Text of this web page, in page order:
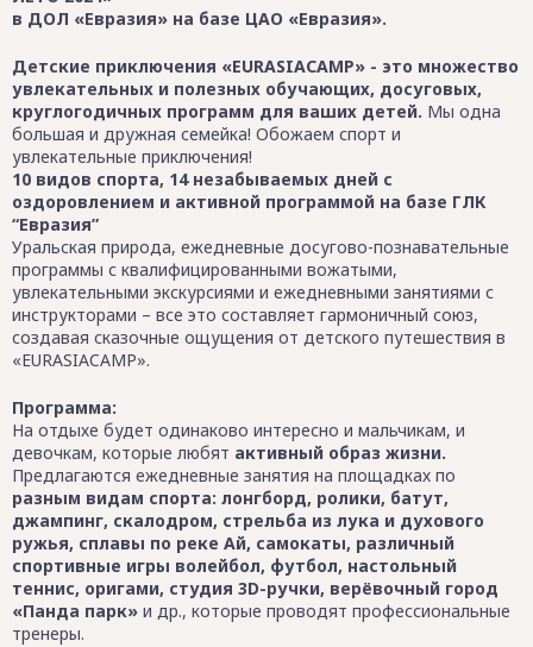
в ДОЛ «Евразия» на базе ЦАО «Евразия».
Детские приключения «EURASIACAMP» - это множество
увлекательных и полезных обучающих, досуговых,
круглогодичных программ для ваших детей. Мы одна
большая и дружная семейка! Обожаем спорт и
увлекательные приключения!
10 видов спорта, 14 незабываемых дней с
оздоровлением и активной программой на базе ГЛК
“Евразия”
Уральская природа, ежедневные досугово-познавательные
программы с квалифицированными вожатыми,
увлекательными экскурсиями и ежедневными занятиями с
инструкторами – все это составляет гармоничный союз,
создавая сказочные ощущения от детского путешествия в
«EURASIACAMP».
Программа:
На отдыхе будет одинаково интересно и мальчикам, и
девочкам, которые любят активный образ жизни.
Предлагаются ежедневные занятия на площадках по
разным видам спорта: лонгборд, ролики, батут,
джампинг, скалодром, стрельба из лука и духового
ружья, сплавы по реке Ай, самокаты, различный
спортивные игры волейбол, футбол, настольный
теннис, оригами, студия 3D-ручки, верёвочный город
«Панда парк» и др., которые проводят профессиональные
тренеры.